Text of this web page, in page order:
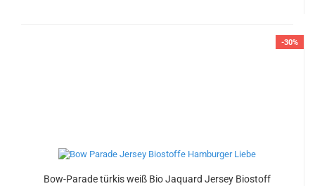
-30%
Bow-Parade türkis weiß Bio Jaquard Jersey Biostoff